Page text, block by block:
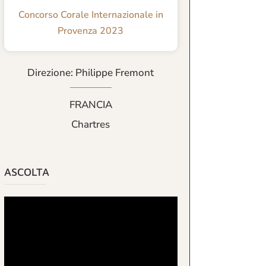
Concorso Corale Internazionale in
Provenza 2023
Direzione: Philippe Fremont
FRANCIA
Chartres
ASCOLTA